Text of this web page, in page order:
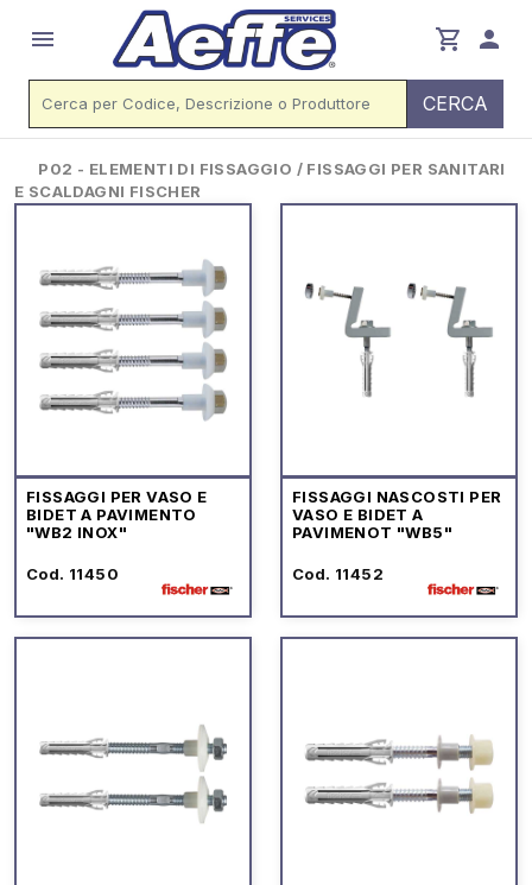
menu shopping_cart person
CERCA
P02 - ELEMENTI DI FISSAGGIO / FISSAGGI PER SANITARI
E SCALDAGNI FISCHER
FISSAGGI PER VASO E
BIDET A PAVIMENTO
"WB2 INOX"
Cod. 11450
FISSAGGI NASCOSTI PER
VASO E BIDET A
PAVIMENOT "WB5"
Cod. 11452